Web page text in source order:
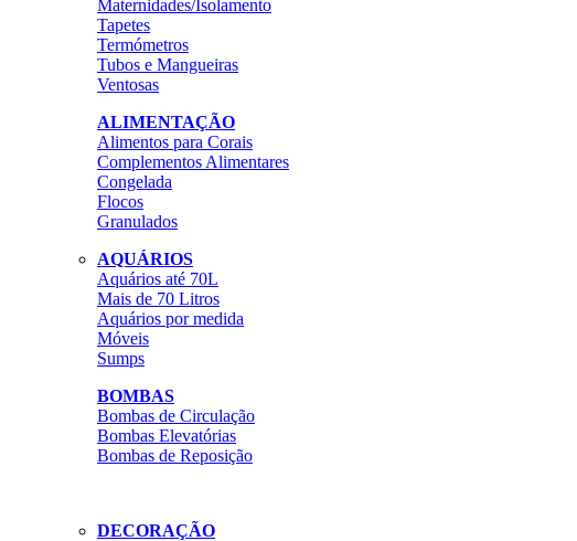
Maternidades/Isolamento
Tapetes
Termómetros
Tubos e Mangueiras
Ventosas
ALIMENTAÇÃO
Alimentos para Corais
Complementos Alimentares
Congelada
Flocos
Granulados
AQUÁRIOS
Aquários até 70L
Mais de 70 Litros
Aquários por medida
Móveis
Sumps
BOMBAS
Bombas de Circulação
Bombas Elevatórias
Bombas de Reposição
DECORAÇÃO